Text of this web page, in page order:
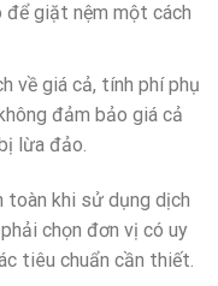
để giặt nệm một cách
về giá cả, tính phí phụ
đảm bảo giá cả
lừa đảo.
toàn khi sử dụng dịch
chọn đơn vị có uy
tiêu chuẩn cần thiết.